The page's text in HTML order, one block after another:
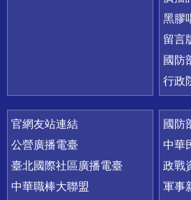
黑膠
留言
國防
行政
官網友站連結
公營廣播電臺
臺北國際社區廣播電臺
中華職棒大聯盟
國防
中華
政戰
軍事